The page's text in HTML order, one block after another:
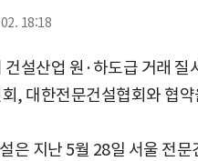
18:18
건설산업 원·하도급 거래 질
, 대한전문건설협회와 협
은 지난 5월 28일 서울 전